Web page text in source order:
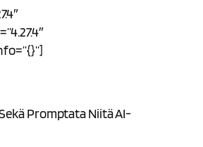
Promptata Niitä AI-